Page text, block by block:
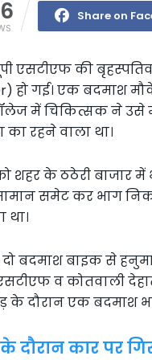
Share on
एसटीएफ की
हो गई। एक बदमाश
में चिकित्सक ने उसे
का रहने वाला था।
शहर के ठठेरी बाजार
समेट कर भाग
था।
बदमाश बाइक से
व कोतवाली
के दौरान एक बदमाश
दौरान कार पर